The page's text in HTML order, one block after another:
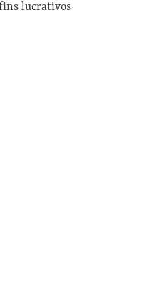
lucrativos